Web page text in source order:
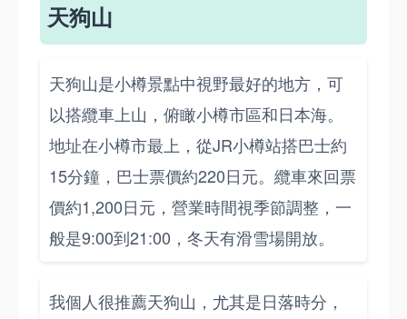
天狗山
天狗山是小樽景點中視野最好的地方，可
以搭纜車上山，俯瞰小樽市區和日本海。
地址在小樽市最上，從JR小樽站搭巴士約
15分鐘，巴士票價約220日元。纜車來回票
價約1,200日元，營業時間視季節調整，一
般是9:00到21:00，冬天有滑雪場開放。
我個人很推薦天狗山，尤其是日落時分，